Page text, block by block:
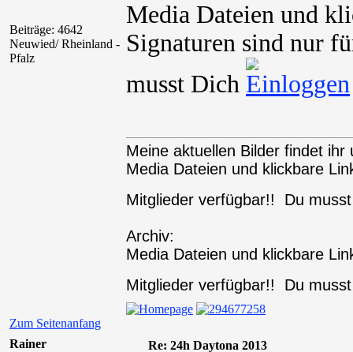
Beiträge: 4642
Neuwied/ Rheinland -
Pfalz
Media Dateien und
Signaturen sind nur
musst Dich
Zum Seitenanfang
Meine aktuellen Bilder findet ihr
Media Dateien und klickbare
Mitglieder verfügbar!! Du
Archiv:
Media Dateien und klickbare
Mitglieder verfügbar!! Du
Rainer
Re: 24h Daytona 2013